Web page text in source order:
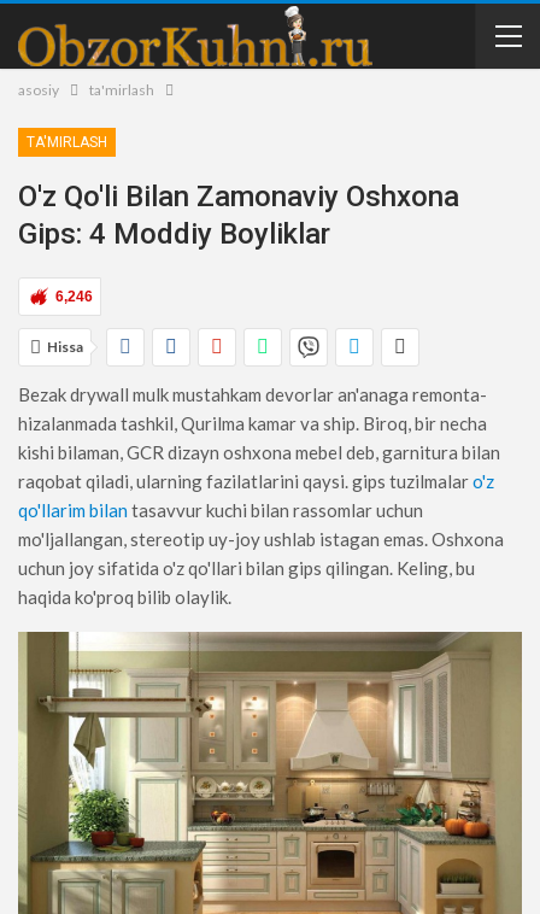
asosiy ta'mirlash
TA'MIRLASH
O'z Qo'li Bilan Zamonaviy Oshxona
Gips: 4 Moddiy Boyliklar
6,246
Hissa
Bezak drywall mulk mustahkam devorlar an'anaga remonta-
hizalanmada tashkil, Qurilma kamar va ship. Biroq, bir necha
kishi bilaman, GCR dizayn oshxona mebel deb, garnitura bilan
raqobat qiladi, ularning fazilatlarini qaysi. gips tuzilmalaro'z
qo'llarim bilan tasavvur kuchi bilan rassomlar uchun
mo'ljallangan, stereotip uy-joy ushlab istagan emas. Oshxona
uchun joy sifatida o'z qo'llari bilan gips qilingan. Keling, bu
haqida ko'proq bilib olaylik.